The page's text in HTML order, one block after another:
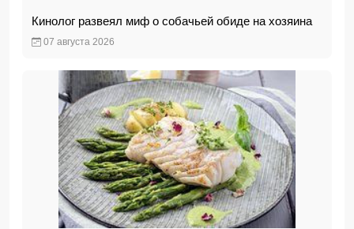
Кинолог развеял миф о собачьей обиде на хозяина
07 августа 2026